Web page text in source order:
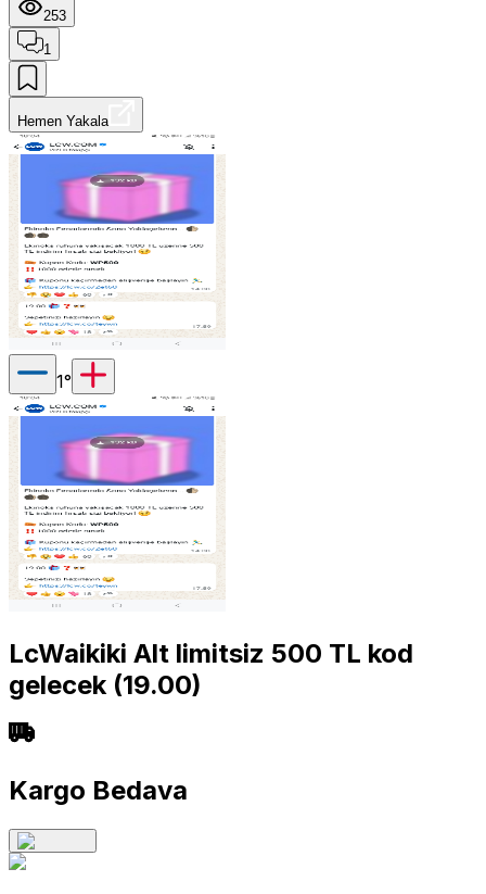
253
1
Hemen Yakala
1°
LcWaikiki Alt limitsiz 500 TL kod
gelecek (19.00)
Kargo Bedava